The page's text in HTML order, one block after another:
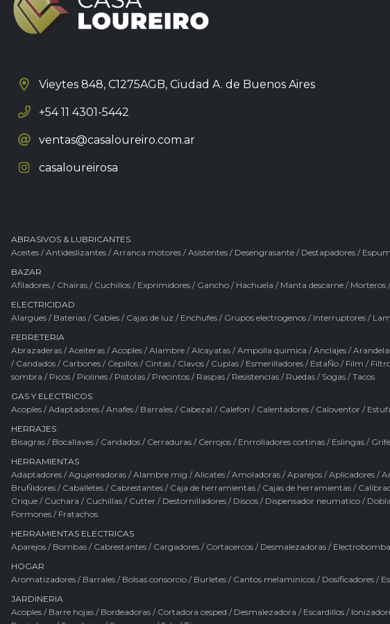
Vieytes 848, C1275AGB, Ciudad A. de Buenos Aires
+54 11 4301-5442
ventas@casaloureiro.com.ar
casaloureirosa
ABRASIVOS & LUBRICANTES
Aceites /Antideslizantes /Arranca motores /Asistentes / Desengrasante / Destapadores /
BAZAR
Afiladores / Chairas / Cuchillos / Exprimidores / Gancho / Hachuela / Manta descarne / Morteros
ELECTRICIDAD
Alargues / Baterias / Cables / Cajas de luz / Enchufes / Grupos electrogenos / Interruptores /
FERRETERIA
Abrazaderas /Aceiteras /Acoples /Alambre /Alcayatas /Ampolla quimica /Anclajes /
/ Candados / Carbones / Cepillos / Cintas / Clavos / Cuplas / Esmerilladores / EstaÑo / Film /
sombra / Picos / Piolines / Pistolas / Precintos / Raspas / Resistencias / Ruedas / Sogas /Tacos
GAS Y ELECTRICOS
Acoples /Adaptadores /Anafes / Barrales / Cabezal / Calefon / Calentadores / Caloventor /
HERRAJES
Bisagras / Bocallaves / Candados / Cerraduras / Cerrojos / Enrrolladores cortinas / Eslingas /
HERRAMIENTAS
Adaptadores /Agujereadoras /Alambre mig /Alicates /Amoladoras /Aparejos /Aplicadores /
BruÑidores / Caballetes / Cabrestantes / Caja de herramientas / Cajas de herramientas /
Crique / Cuchara / Cuchillas / Cutter / Destornilladores / Discos / Dispensador neumatico /
Formones / Fratachos
HERRAMIENTAS ELECTRICAS
Aparejos / Bombas / Cabrestantes / Cargadores / Cortacercos / Desmalezadoras /
HOGAR
Aromatizadores / Barrales / Bolsas consorcio / Burletes / Cantos melaminicos / Dosificadores /
JARDINERIA
Acoples / Barre hojas / Bordeadoras / Cortadora cesped / Desmalezadora / Escardillos /